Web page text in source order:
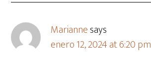
Mariannesays
enero 12, 2024 at 6:20 pm